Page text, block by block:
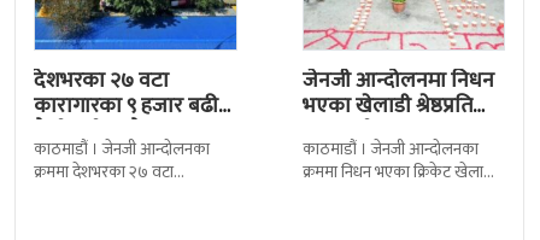
देशभरका २७ वटा
कारागारका ९ हजार बढी
कैदीबन्दी अझै फरार
काठमाडौं । जेनजी आन्दोलनका
क्रममा देशभरका २७ वटा
जेनजी आन्दोलनमा निधन
भएका खेलाडी श्रेष्ठप्रति
श्रद्धाञ्जली
काठमाडौं । जेनजी आन्दोलनका
क्रममा निधन भएका क्रिकेट खेलाडी